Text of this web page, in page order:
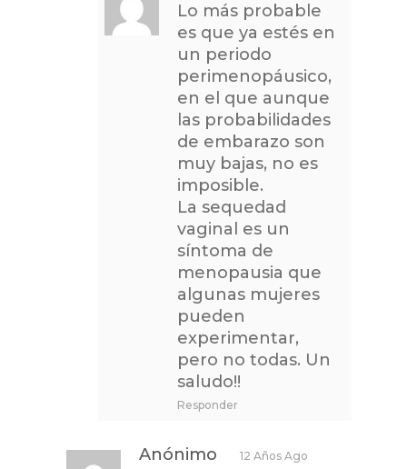
Lo más probable
es que ya estés en
un periodo
perimenopáusico,
en el que aunque
las probabilidades
de embarazo son
muy bajas, no es
imposible.
La sequedad
vaginal es un
síntoma de
menopausia que
algunas mujeres
pueden
experimentar,
pero no todas. Un
saludo!!
Responder
Anónimo 12 Años Ago